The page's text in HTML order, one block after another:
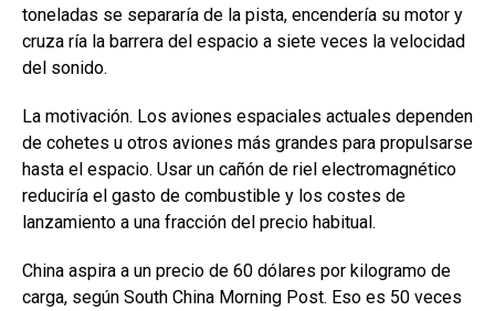
toneladas se separaría de la pista, encendería su motor y
cruza ría la barrera del espacio a siete veces la velocidad
del sonido.
La motivación. Los aviones espaciales actuales dependen
de cohetes u otros aviones más grandes para propulsarse
hasta el espacio. Usar un cañón de riel electromagnético
reduciría el gasto de combustible y los costes de
lanzamiento a una fracción del precio habitual.
China aspira a un precio de 60 dólares por kilogramo de
carga, según South China Morning Post. Eso es 50 veces